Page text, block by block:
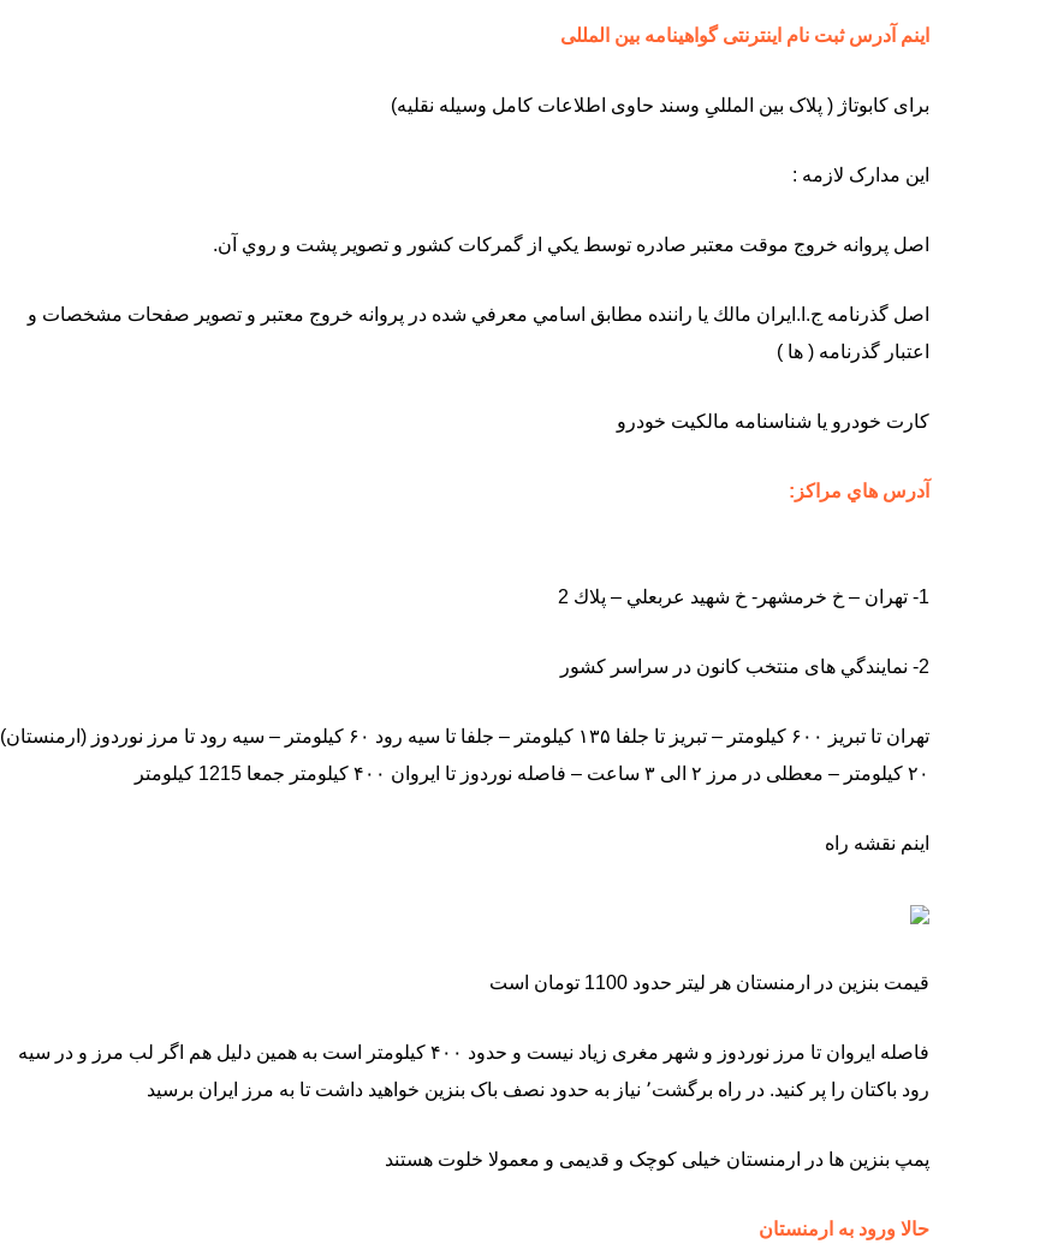
اینم آدرس ثبت نام اینترنتی گواهینامه بین المللی
برای کابوتاژ ( پلاک بین المللیِِ وسند حاوی اطلاعات كامل وسيله نقليه)
این مدارک لازمه :
اصل پروانه خروج موقت معتبر صادره توسط يكي از گمركات كشور و تصوير پشت و روي آن.
اصل گذرنامه ج.ا.ايران مالك يا راننده مطابق اسامي معرفي شده در پروانه خروج معتبر و تصوير صفحات مشخصات و
اعتبار گذرنامه ( ها )
کارت خودرو یا شناسنامه مالکیت خودرو
آدرس هاي مراکز:
1- تهران – خ خرمشهر- خ شهيد عربعلي – پلاك 2
2- نمايندگي های منتخب کانون در سراسر کشور
تهران تا تبریز ۶۰۰ کیلومتر – تبریز تا جلفا ۱۳۵ کیلومتر – جلفا تا سیه رود ۶۰ کیلومتر – سیه رود تا مرز نوردوز (ارمنستان)
۲۰ کیلومتر – معطلی در مرز ۲ الی ۳ ساعت – فاصله نوردوز تا ایروان ۴۰۰ کیلومتر جمعا 1215 کیلومتر
اینم نقشه راه
قیمت بنزین در ارمنستان هر لیتر حدود 1100 تومان است
فاصله ایروان تا مرز نوردوز و شهر مغری زیاد نیست و حدود ۴۰۰ کیلومتر است به همین دلیل هم اگر لب مرز و در سیه
رود باکتان را پر کنید. در راه برگشت٬ نیاز به حدود نصف باک بنزین خواهید داشت تا به مرز ایران برسید
پمپ بنزین ها در ارمنستان خیلی کوچک و قدیمی و معمولا خلوت هستند
حالا ورود به ارمنستان